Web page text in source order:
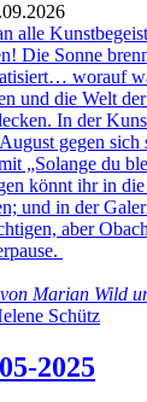
alle
Die Sonne
worauf
und die Welt
In der
gegen sich
„Solange du
könnt ihr in
und in der
aber
Marian Wild
2025